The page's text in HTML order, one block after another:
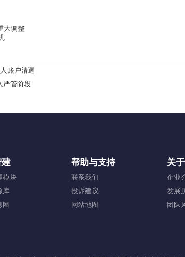
大调整
账户清退
严管阶段
建
模块
库
圈
帮助与支持
联系我们
投诉建议
网站地图
关
企业
发展
团队